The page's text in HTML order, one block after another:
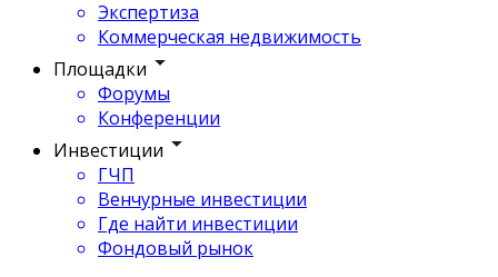
Экспертиза
Коммерческая недвижимость
Площадки
Форумы
Конференции
Инвестиции
ГЧП
Венчурные инвестиции
Где найти инвестиции
Фондовый рынок